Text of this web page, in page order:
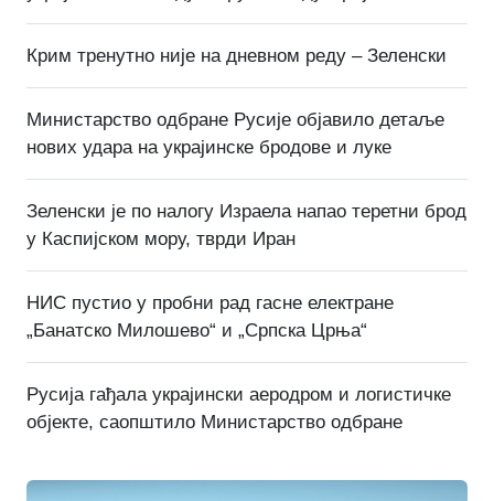
Крим тренутно није на дневном реду – Зеленски
Министарство одбране Русије објавило детаље
нових удара на украјинске бродове и луке
Зеленски је по налогу Израела напао теретни брод
у Каспијском мору, тврди Иран
НИС пустио у пробни рад гасне електране
„Банатско Милошево“ и „Српска Црња“
Русија гађала украјински аеродром и логистичке
објекте, саопштило Министарство одбране